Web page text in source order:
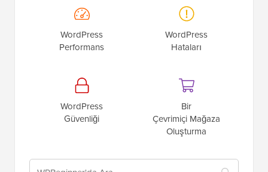
WordPress
Performans
WordPress
Hataları
WordPress
Güvenliği
Bir
Çevrimiçi Mağaza
Oluşturma